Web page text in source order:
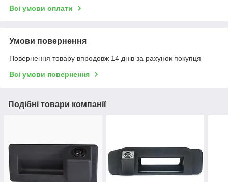
Всі умови оплати
Умови повернення
Повернення товару впродовж 14 днів за рахунок покупця
Всі умови повернення
Подібні товари компанії